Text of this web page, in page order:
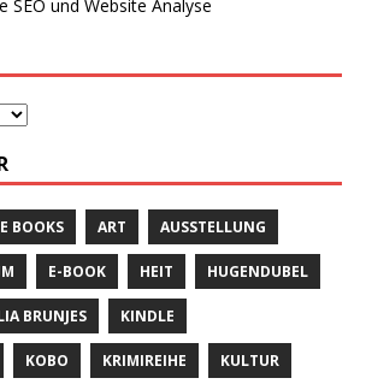
BOOKS ART AUSSTELLUNG
E-BOOK HEIT HUGENDUBEL
BRUNJES KINDLE
KOBO KRIMIREIHE KULTUR